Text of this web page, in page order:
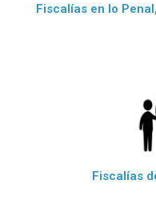
Fiscalías en lo
Fiscalías